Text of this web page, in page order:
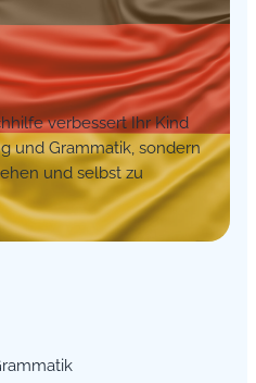
verbessert Ihr Kind
und Grammatik, sondern
und selbst zu